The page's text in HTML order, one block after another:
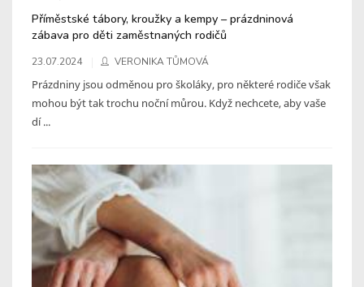
Příměstské tábory, kroužky a kempy – prázdninová
zábava pro děti zaměstnaných rodičů
23.07.2024 VERONIKA TŮMOVÁ
Prázdniny jsou odměnou pro školáky, pro některé rodiče však
mohou být tak trochu noční můrou. Když nechcete, aby vaše
dí ...